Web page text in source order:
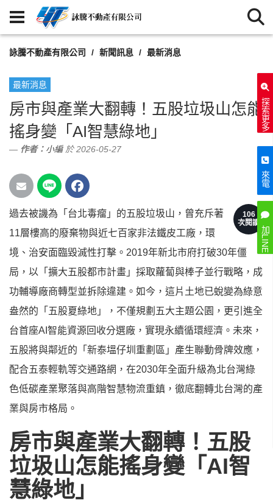
探索更多
來電
加LINE
詠騰不動產有限公司 新聞訊息 最新消息
最新消息
房市與產業大翻轉！五股垃圾山怎能
搖身變「AI智慧綠地」
作者： 小編於 2026-05-27
106
次閱讀
過去被譏為「台北毒瘤」的五股垃圾山，曾充斥著
11層樓高的廢棄物與近七百家非法鐵皮工廠，環
境、治安面臨毀滅性打擊。2019年新北市府打破30年僵
局，以「擴大五股都市計畫」採取蘿蔔與棒子並行戰略，成
功輔導廠商轉型並拆除違建。如今，這片土地已蛻變為綠意
盎然的「五股夏綠地」，不僅規劃五大主題公園，更引進全
台首座AI智能資源回收分選廠，實現永續循環經濟。未來，
五股將與鄰近的「新泰塭仔圳重劃區」產生聯動骨牌效應，
配合五泰輕軌等交通路網，在2030年全面升級為北台灣綠
色低碳產業聚落與高階智慧物流重鎮，徹底翻轉北台灣的產
業與房市格局。
房市與產業大翻轉！五股
垃圾山怎能搖身變「AI智
慧綠地」